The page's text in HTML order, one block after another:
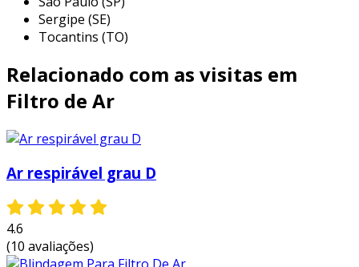
com manutenção adequada.
facilidade de substituição
ferramentas complexas.
compatibilidade
adaptam-se a diversas aplicações.
fluxo de ar eficiente mesmo com o filtro
sujo.
benefícios dos filtros de ar tipo
cartucho
Sergipe (SE)
Tocantins (TO)
Relacionado com as visitas em
Filtro de Ar
Ar respirável grau D
4.6
(10 avaliações)